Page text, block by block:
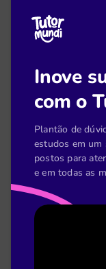
Thaís Benedetti
O papel do
novas
Inove
com o
Plantão de
estudos em
postos para
e em todas as